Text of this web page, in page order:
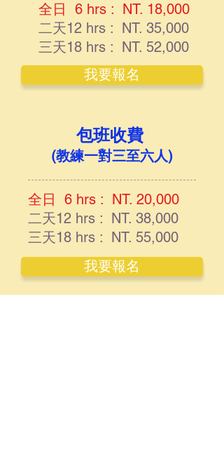
全日 6 hrs : NT. 18,000
二天12 hrs : NT. 35,000
三天18 hrs : NT. 52,000
我要報名
包班收費
(教練一對三至六人)
全日 6 hrs : NT. 20,000
二天12 hrs : NT. 38,000
三天18 hrs : NT. 55,000
我要報名